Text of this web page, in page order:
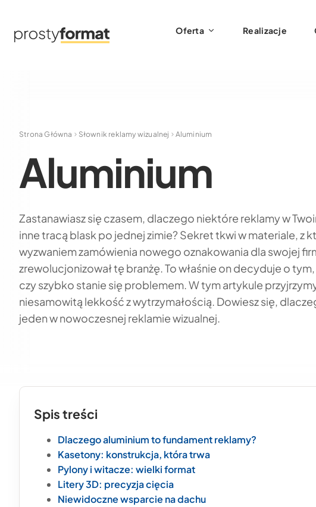
Oferta Realizacje
Strona Główna Słownik reklamy wizualnej Aluminium
Aluminium
Zastanawiasz się czasem, dlaczego niektóre reklamy w
inne tracą blask po jednej zimie? Sekret tkwi w materiale, z
wyzwaniem zamówienia nowego oznakowania dla swojej
zrewolucjonizował tę branżę. To właśnie on decyduje o
czy szybko stanie się problemem. W tym artykule
niesamowitą lekkość z wytrzymałością. Dowiesz się,
jeden w nowoczesnej reklamie wizualnej.
Spis treści
Dlaczego aluminium to fundament reklamy?
Kasetony: konstrukcja, która trwa
Pylony i witacze: wielki format
Litery 3D: precyzja cięcia
Niewidoczne wsparcie na dachu